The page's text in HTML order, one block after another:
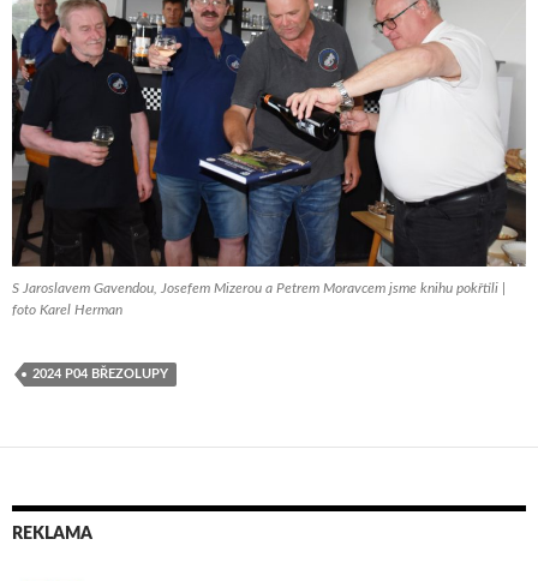
S Jaroslavem Gavendou, Josefem Mizerou a Petrem Moravcem jsme knihu pokřtili |
foto Karel Herman
2024 P04 BŘEZOLUPY
REKLAMA